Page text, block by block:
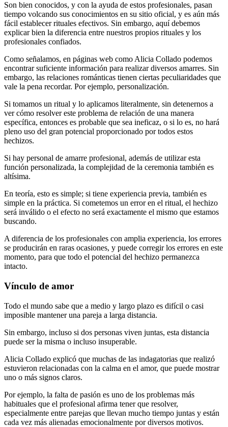
Son bien conocidos, y con la ayuda de estos profesionales, pasan
tiempo volcando sus conocimientos en su sitio oficial, y es aún más
fácil establecer rituales efectivos. Sin embargo, aquí debemos
explicar bien la diferencia entre nuestros propios rituales y los
profesionales confiados.
Como señalamos, en páginas web como Alicia Collado podemos
encontrar suficiente información para realizar diversos amarres. Sin
embargo, las relaciones románticas tienen ciertas peculiaridades que
vale la pena recordar. Por ejemplo, personalización.
Si tomamos un ritual y lo aplicamos literalmente, sin detenernos a
ver cómo resolver este problema de relación de una manera
específica, entonces es probable que sea ineficaz, o si lo es, no hará
pleno uso del gran potencial proporcionado por todos estos
hechizos.
Si hay personal de amarre profesional, además de utilizar esta
función personalizada, la complejidad de la ceremonia también es
altísima.
En teoría, esto es simple; si tiene experiencia previa, también es
simple en la práctica. Si cometemos un error en el ritual, el hechizo
será inválido o el efecto no será exactamente el mismo que estamos
buscando.
A diferencia de los profesionales con amplia experiencia, los errores
se producirán en raras ocasiones, y puede corregir los errores en este
momento, para que todo el potencial del hechizo permanezca
intacto.
Vínculo de amor
Todo el mundo sabe que a medio y largo plazo es difícil o casi
imposible mantener una pareja a larga distancia.
Sin embargo, incluso si dos personas viven juntas, esta distancia
puede ser la misma o incluso insuperable.
Alicia Collado explicó que muchas de las indagatorias que realizó
estuvieron relacionadas con la calma en el amor, que puede mostrar
uno o más signos claros.
Por ejemplo, la falta de pasión es uno de los problemas más
habituales que el profesional afirma tener que resolver,
especialmente entre parejas que llevan mucho tiempo juntas y están
cada vez más alienadas emocionalmente por diversos motivos.